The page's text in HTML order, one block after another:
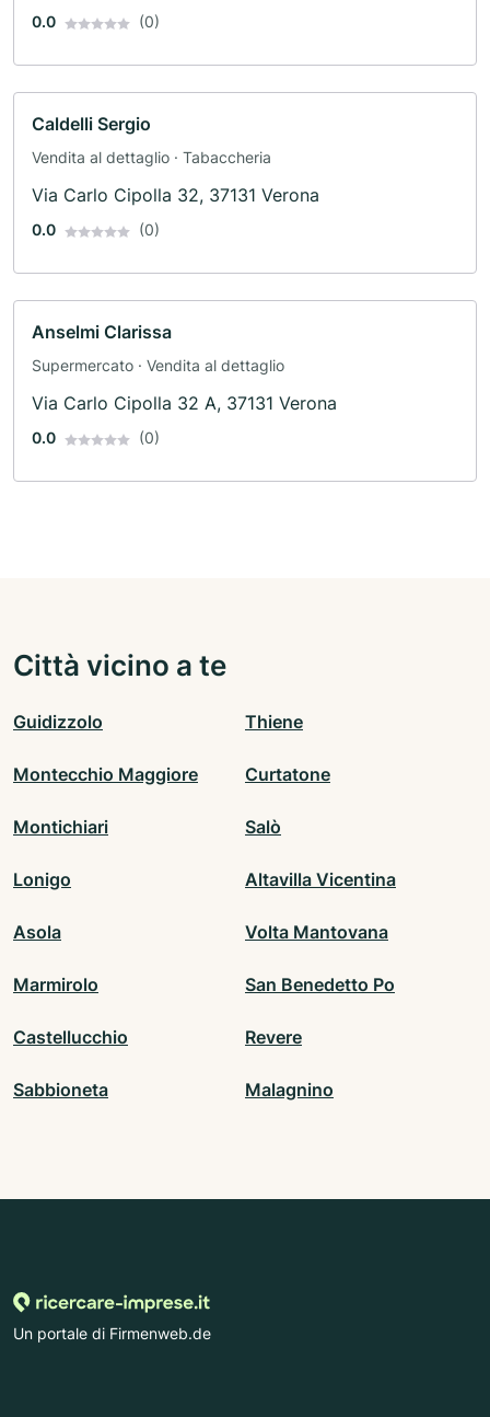
0.0 (0)
Caldelli Sergio
Vendita al dettaglio · Tabaccheria
Via Carlo Cipolla 32, 37131 Verona
0.0 (0)
Anselmi Clarissa
Supermercato · Vendita al dettaglio
Via Carlo Cipolla 32 A, 37131 Verona
0.0 (0)
Città vicino a te
Guidizzolo Thiene
Montecchio Maggiore Curtatone
Montichiari Salò
Lonigo Altavilla Vicentina
Asola Volta Mantovana
Marmirolo San Benedetto Po
Castellucchio Revere
Sabbioneta Malagnino
Un portale di Firmenweb.de